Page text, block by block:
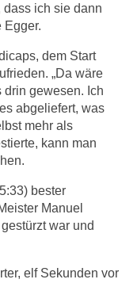
dass ich sie dann
Egger.
dem Start
„Da wäre
drin gewesen. Ich
abgeliefert, was
mehr als
kann man
bester
Manuel
war und
elf Sekunden vor